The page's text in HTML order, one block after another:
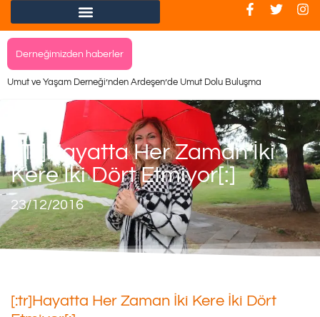
Derneğimizden haberler
Umut ve Yaşam Derneği’nden Ardeşen’de Umut Dolu Buluşma
[:tr]Hayatta Her Zaman İki
Kere İki Dört Etmiyor[:]
23/12/2016
[:tr]Hayatta Her Zaman İki Kere İki Dört